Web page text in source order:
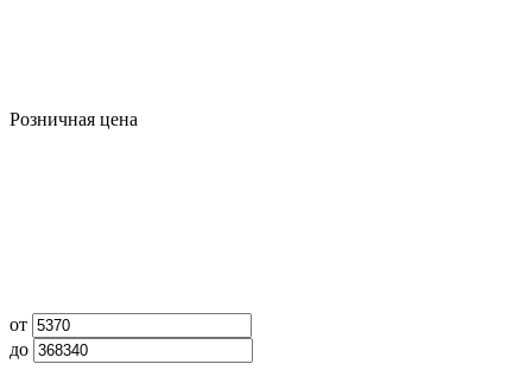
Розничная цена
от
до